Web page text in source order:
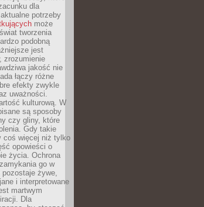
dla
potrzeby
może
tworzenia
podobną
jest
zrozumienie
jakość nie
łączy różne
efekty zwykle
uważności.
kulturową. W
są sposoby
czy gliny, które
Gdy takie
coś więcej niż tylko
opowieści o
życia. Ochrona
go w
żywe,
i interpretowane
martwym
Dla